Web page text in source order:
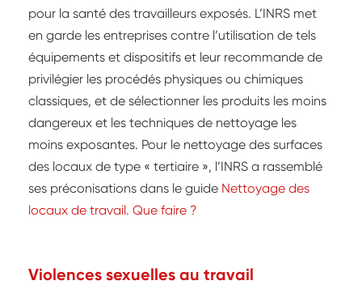
pour la santé des travailleurs exposés. L’INRS met
en garde les entreprises contre l’utilisation de tels
équipements et dispositifs et leur recommande de
privilégier les procédés physiques ou chimiques
classiques, et de sélectionner les produits les moins
dangereux et les techniques de nettoyage les
moins exposantes. Pour le nettoyage des surfaces
des locaux de type « tertiaire », l’INRS a rassemblé
ses préconisations dans le guide Nettoyage des
locaux de travail. Que faire ?
Violences sexuelles au travail